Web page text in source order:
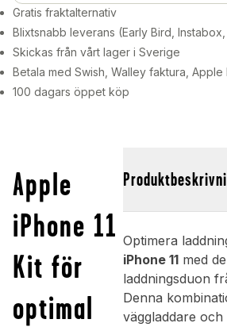
Gratis fraktalternativ
Blixtsnabb leverans (Early Bird,
Skickas från vårt lager i Sverige
Betala med Swish, Walley faktura, Apple
100 dagars öppet köp
Apple
iPhone 11
Kit för
optimal
Optimera
iPhone 11med
laddningsduon
Denna
väggladdare